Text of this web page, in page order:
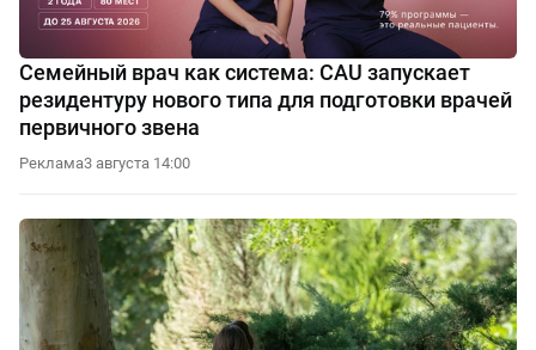
Семейный врач как система: CAU запускает
резидентуру нового типа для подготовки врачей
первичного звена
Реклама3 августа 14:00